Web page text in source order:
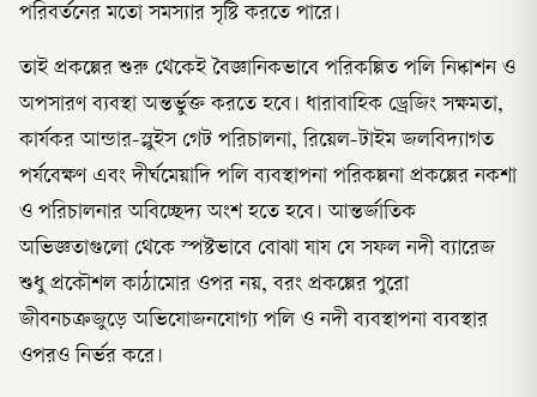
পরিবর্তনের মতো সমস্যার সৃষ্টি করতে পারে।
তাই প্রকল্পের শুরু থেকেই বৈজ্ঞানিকভাবে পরিকল্পিত পলি নিষ্কাশন ও
অপসারণ ব্যবস্থা অন্তর্ভুক্ত করতে হবে। ধারাবাহিক ড্রেজিং সক্ষমতা,
কার্যকর আন্ডার-স্লুইস গেট পরিচালনা, রিয়েল-টাইম জলবিদ্যাগত
পর্যবেক্ষণ এবং দীর্ঘমেয়াদি পলি ব্যবস্থাপনা পরিকল্পনা প্রকল্পের নকশা
ও পরিচালনার অবিচ্ছেদ্য অংশ হতে হবে। আন্তর্জাতিক
অভিজ্ঞতাগুলো থেকে স্পষ্টভাবে বোঝা যায যে সফল নদী ব্যারেজ
শুধু প্রকৌশল কাঠামোর ওপর নয়, বরং প্রকল্পের পুরো
জীবনচক্রজুড়ে অভিযোজনযোগ্য পলি ও নদী ব্যবস্থাপনা ব্যবস্থার
ওপরও নির্ভর করে।